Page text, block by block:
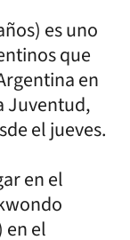
es uno
que
en
Juventud,
el jueves.
en el
en el